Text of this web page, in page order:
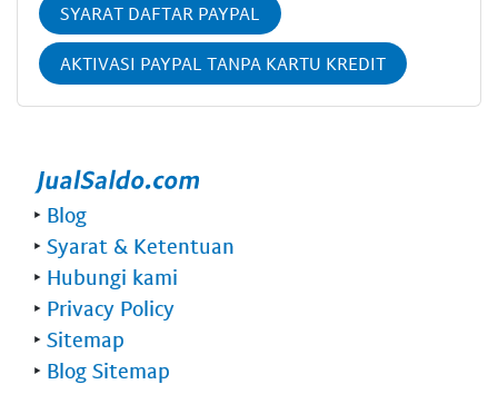
SYARAT DAFTAR PAYPAL
AKTIVASI PAYPAL TANPA KARTU KREDIT
‣ Blog
‣ Syarat & Ketentuan
‣ Hubungi kami
‣ Privacy Policy
‣ Sitemap
‣ Blog Sitemap